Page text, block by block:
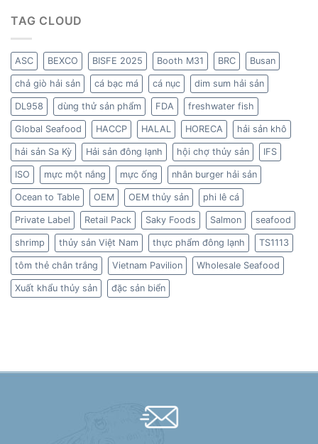
TAG CLOUD
ASC BEXCO BISFE 2025 Booth M31 BRC Busan
chả giò hải sản cá bạc má cá nục dim sum hải sản
DL958 dùng thử sản phẩm FDA freshwater fish
Global Seafood HACCP HALAL HORECA hải sản khô
hải sản Sa Kỳ Hải sản đông lạnh hội chợ thủy sản IFS
ISO mực một nắng mực ống nhân burger hải sản
Ocean to Table OEM OEM thủy sản phi lê cá
Private Label Retail Pack Saky Foods Salmon seafood
shrimp thủy sản Việt Nam thực phẩm đông lạnh TS1113
tôm thẻ chân trắng Vietnam Pavilion Wholesale Seafood
Xuất khẩu thủy sản đặc sản biển